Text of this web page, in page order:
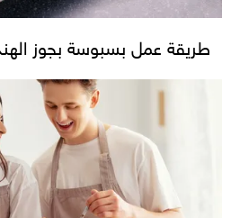
طريقة عمل بسبوسة بجوز